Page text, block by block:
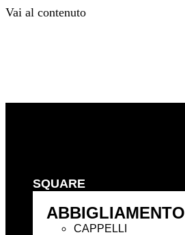
Vai al contenuto
SQUARE
ABBIGLIAMENTO
CAPPELLI